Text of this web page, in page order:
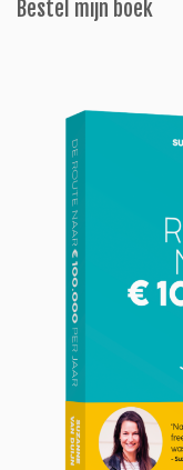
Bestel mijn boek